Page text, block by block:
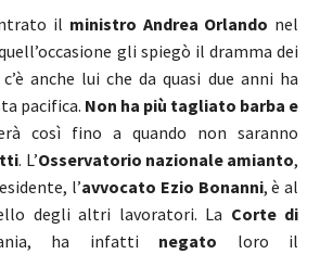
il ministro Andrea Orlando nel
gli spiegò il dramma dei
anche lui che da quasi due anni ha
pacifica. Non ha più tagliato barba e
così fino a quando non saranno
. L’Osservatorio nazionale amianto,
l’avvocato Ezio Bonanni, è al
degli altri lavoratori. La Corte di
ha infatti negato loro il